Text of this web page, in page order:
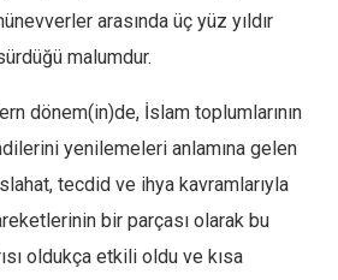
arasında üç yüz yıldır
malumdur.
dönem(in)de, İslam toplumlarının
yenilemeleri anlamına gelen
tecdid ve ihya kavramlarıyla
bir parçası olarak bu
oldukça etkili oldu ve kısa